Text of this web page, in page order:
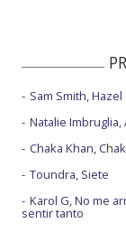
Sam Smith, Hazel
Natalie Imbruglia,
Chaka Khan,
Toundra, Siete
Karol G, No me
sentir tanto